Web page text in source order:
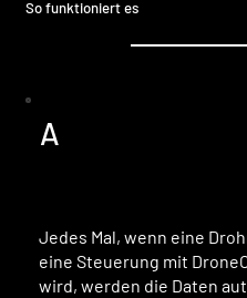
So funktioniert es
A
Jedes Mal, wenn eine
eine Steuerung mit
wird, werden die Daten